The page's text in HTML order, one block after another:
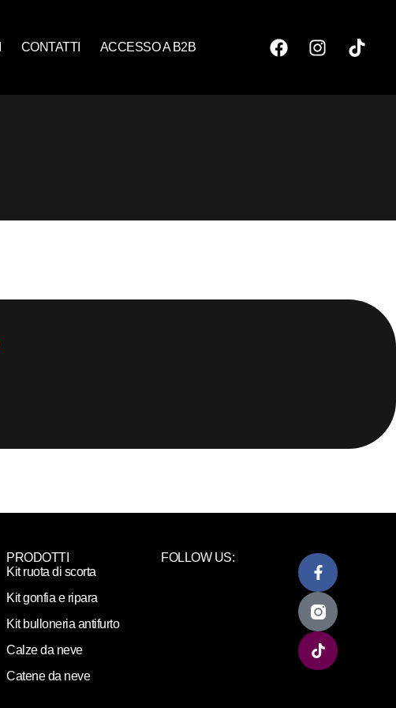
CONTATTI ACCESSO A B2B
PRODOTTI
Kit ruota di scorta
Kit gonfia e ripara
Kit bulloneria antifurto
Calze da neve
Catene da neve
FOLLOW US: